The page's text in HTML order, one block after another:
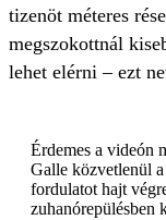
tizenöt méteres
megszokottnál
lehet elérni – ezt
Érdemes a videón
Galle közvetlenül
fordulatot hajt
zuhanórepülésben